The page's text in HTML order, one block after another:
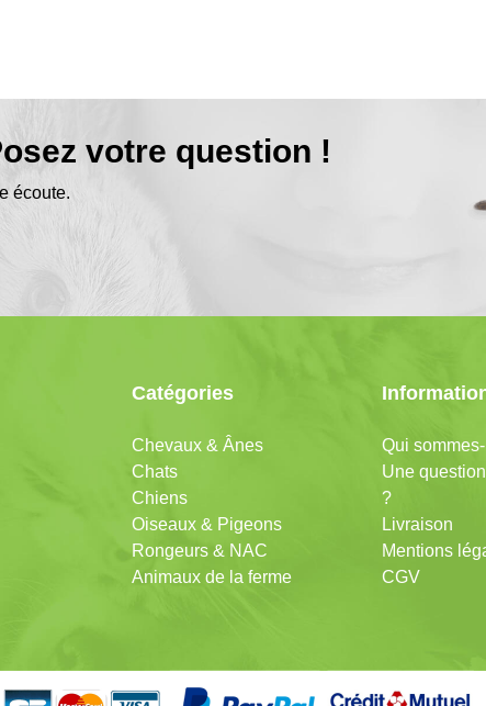
votre question !
écoute.
Catégories
Chevaux & Ânes
Chats
Chiens
Oiseaux & Pigeons
Rongeurs & NAC
Animaux de la ferme
Qui
Une
?
Livraison
Mentions
CGV